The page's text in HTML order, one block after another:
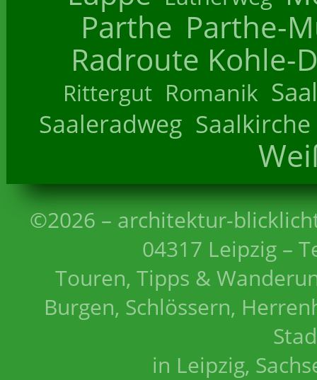
Parthe Parthe-
Radroute Kohle-
Rittergut Romanik
Saaleradweg Saalkirche
©2026 – architektur-
04317 Leipzig –
Touren, Tipps &
Burgen, Schlössern,
in Leipzig,